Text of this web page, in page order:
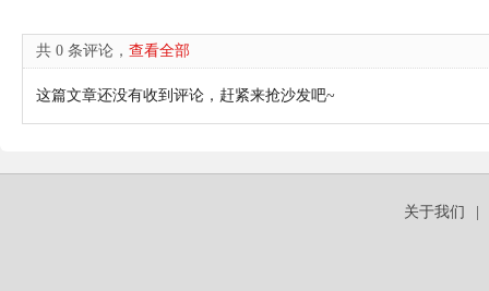
共 0 条评论， 查看全部
这篇文章还没有收到评论，赶紧来抢沙发吧~
关于我们